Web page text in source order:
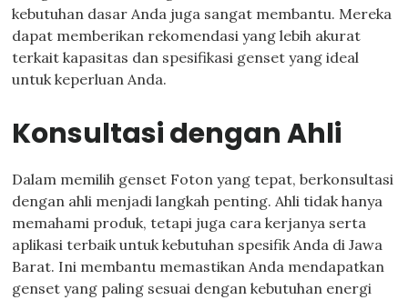
kebutuhan dasar Anda juga sangat membantu. Mereka
dapat memberikan rekomendasi yang lebih akurat
terkait kapasitas dan spesifikasi genset yang ideal
untuk keperluan Anda.
Konsultasi dengan Ahli
Dalam memilih genset Foton yang tepat, berkonsultasi
dengan ahli menjadi langkah penting. Ahli tidak hanya
memahami produk, tetapi juga cara kerjanya serta
aplikasi terbaik untuk kebutuhan spesifik Anda di Jawa
Barat. Ini membantu memastikan Anda mendapatkan
genset yang paling sesuai dengan kebutuhan energi